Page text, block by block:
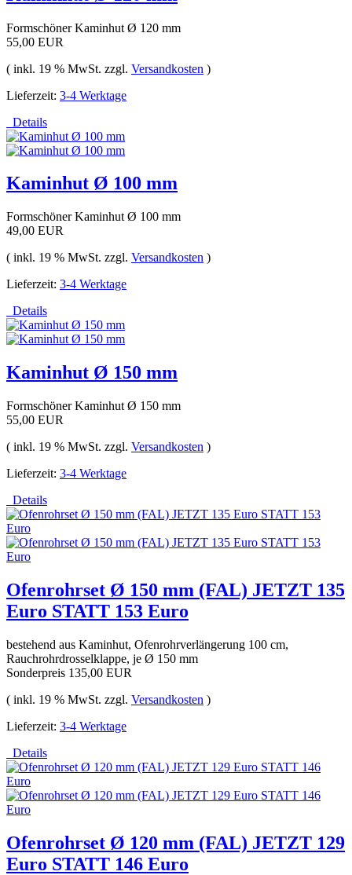
Formschöner Kaminhut Ø 120 mm
55,00 EUR
( inkl. 19 % MwSt. zzgl. Versandkosten )
Lieferzeit: 3-4 Werktage
Details
Kaminhut Ø 100 mm
Formschöner Kaminhut Ø 100 mm
49,00 EUR
( inkl. 19 % MwSt. zzgl. Versandkosten )
Lieferzeit: 3-4 Werktage
Details
Kaminhut Ø 150 mm
Formschöner Kaminhut Ø 150 mm
55,00 EUR
( inkl. 19 % MwSt. zzgl. Versandkosten )
Lieferzeit: 3-4 Werktage
Details
Ofenrohrset Ø 150 mm (FAL) JETZT 135
Euro STATT 153 Euro
bestehend aus Kaminhut, Ofenrohrverlängerung 100 cm,
Rauchrohrdrosselklappe, je Ø 150 mm
Sonderpreis 135,00 EUR
( inkl. 19 % MwSt. zzgl. Versandkosten )
Lieferzeit: 3-4 Werktage
Details
Ofenrohrset Ø 120 mm (FAL) JETZT 129
Euro STATT 146 Euro